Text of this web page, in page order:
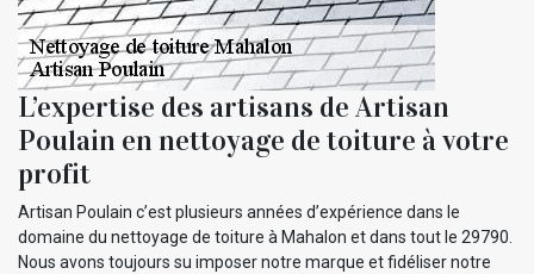
L’expertise des artisans de Artisan
Poulain en nettoyage de toiture à votre
profit
Artisan Poulain c’est plusieurs années d’expérience dans le
domaine du nettoyage de toiture à Mahalon et dans tout le 29790.
Nous avons toujours su imposer notre marque et fidéliser notre